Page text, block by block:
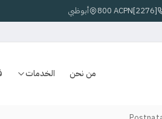
800 ACPN[2276] أبوظبي
من نحن الخدمات